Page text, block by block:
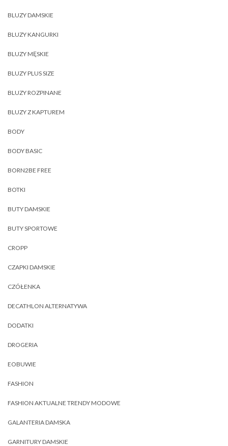
BLUZY DAMSKIE
BLUZY KANGURKI
BLUZY MĘSKIE
BLUZY PLUS SIZE
BLUZY ROZPINANE
BLUZY Z KAPTUREM
BODY
BODY BASIC
BORN2BE FREE
BOTKI
BUTY DAMSKIE
BUTY SPORTOWE
CROPP
CZAPKI DAMSKIE
CZÓŁENKA
DECATHLON ALTERNATYWA
DODATKI
DROGERIA
EOBUWIE
FASHION
FASHION AKTUALNE TRENDY MODOWE
GALANTERIA DAMSKA
GARNITURY DAMSKIE